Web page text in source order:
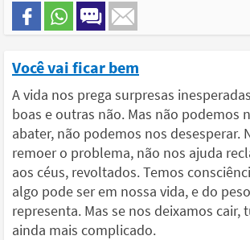
Você vai ficar bem
A vida nos prega surpresas
boas e outras não. Mas não podemos
abater, não podemos nos desesperar.
remoer o problema, não nos ajuda
aos céus, revoltados. Temos
algo pode ser em nossa vida, e do
representa. Mas se nos deixamos cair,
ainda mais complicado.